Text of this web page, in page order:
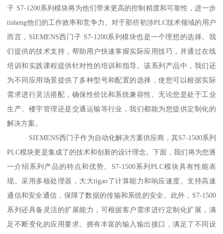
子 S7-1200系列模块将为他们带来更高的控制精度和可靠性，进一步
tisheng他们的工作效率和竞争力。对于那些初涉PLC技术领域的用户
而言，SIEMENS西门子 S7-1200系列模块也是一个理想的选择。我
们提供的技术支持，帮助用户快速掌握实际应用技巧，并通过在线
培训和实践课程提供针对性的培训和指导。该系列产品中，我们还
为不同应用场景提供了多种型号和配置的选择，使您可以根据实际
需求进行灵活搭配，确保性价比和系统兼容性。无论您是处于工业
生产、楼宇管理还是交通运输等行业，我们都能为您提供定制化的
解决方案。
SIEMENS西门子作为自动化解决方案供应商，其S7-1500系列
PLC模块更是集成了的技术和创新的设计理念。下面，我们将为您逐
一介绍系列产品的特点和优势。S7-1500系列PLC模块具有性能表
现。采用多核处理器，大大tigao了计算能力和响应速度。支持高速
通信和安全通信，保障了数据的传输和系统的安全。此外，S7-1500
系列还具备灵活的扩展能力，可根据客户需求进行定制化扩展，满
足不断变化的应用要求。拥有丰富的输入输出接口，满足了不同设